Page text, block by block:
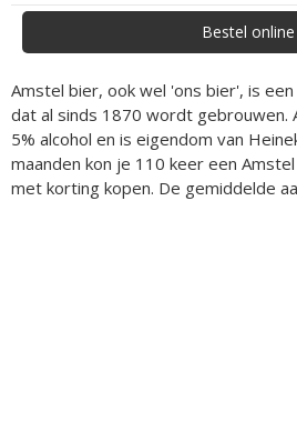
Bestel online
Amstel bier, ook wel 'ons bier', is
dat al sinds 1870 wordt gebrouwen.
5% alcohol en is eigendom van
maanden kon je 110 keer een
met korting kopen. De gemiddelde